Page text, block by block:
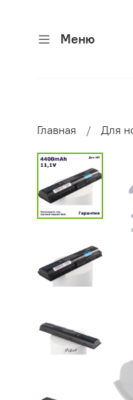
Меню
Главная Для